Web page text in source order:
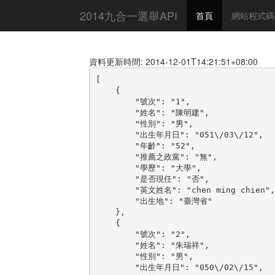
2014九合一選舉API 首頁 網站程式碼
資料更新時間: 2014-12-01T14:21:51+08:00
[
    {
        "號次": "1",
        "姓名": "陳明建",
        "性別": "男",
        "出生年月日": "051\/03\/12",
        "年齡": "52",
        "推薦之政黨": "無",
        "學歷": "大學",
        "是否現任": "否",
        "英文姓名": "chen ming chien",
        "出生地": "臺灣省"
    },
    {
        "號次": "2",
        "姓名": "朱瑞祥",
        "性別": "男",
        "出生年月日": "050\/02\/15",